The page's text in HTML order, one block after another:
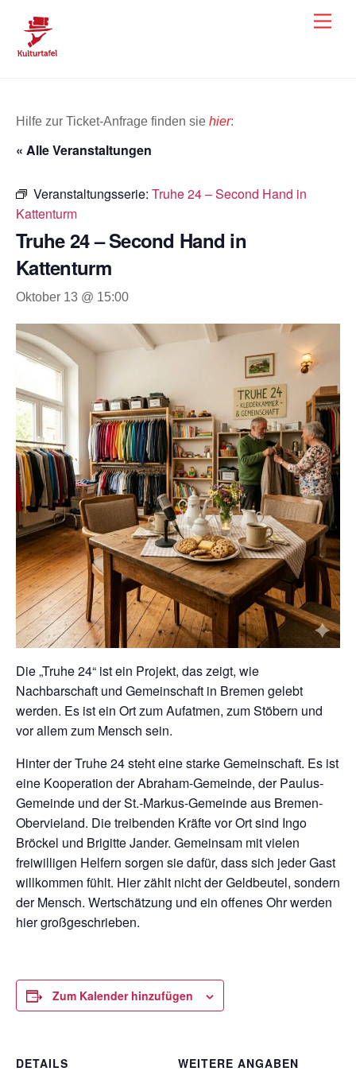
content
Hilfe zur Ticket-Anfrage finden sie hier:
« Alle Veranstaltungen
Veranstaltungsserie: Truhe 24 – Second Hand in
Kattenturm
Truhe 24 – Second Hand in
Kattenturm
Oktober 13 @ 15:00
Die „Truhe 24“ ist ein Projekt, das zeigt, wie
Nachbarschaft und Gemeinschaft in Bremen gelebt
werden. Es ist ein Ort zum Aufatmen, zum Stöbern und
vor allem zum Mensch sein.
Hinter der Truhe 24 steht eine starke Gemeinschaft. Es ist
eine Kooperation der Abraham-Gemeinde, der Paulus-
Gemeinde und der St.-Markus-Gemeinde aus Bremen-
Obervieland. Die treibenden Kräfte vor Ort sind Ingo
Bröckel und Brigitte Jander. Gemeinsam mit vielen
freiwilligen Helfern sorgen sie dafür, dass sich jeder Gast
willkommen fühlt. Hier zählt nicht der Geldbeutel, sondern
der Mensch. Wertschätzung und ein offenes Ohr werden
hier großgeschrieben.
Zum Kalender hinzufügen
DETAILS
WEITERE ANGABEN